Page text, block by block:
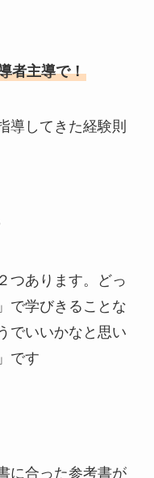
者主導で！
導してきた経験則
つあります。どっ
で学びきることな
でいいかなと思い
です
に合った参考書が